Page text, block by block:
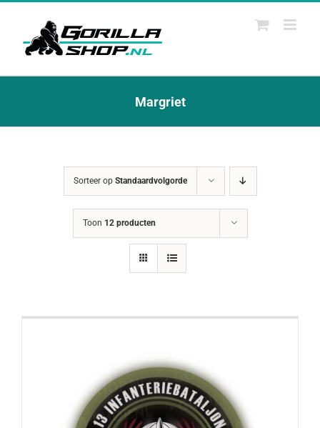
Ga
Margriet
Sorteer op Standaardvolgorde
Toon 12 producten